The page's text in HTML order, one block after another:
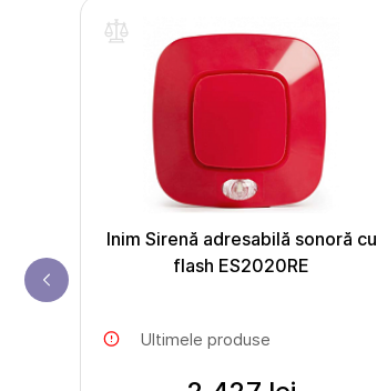
Inim Sirenă adresabilă sonoră cu
flash ES2020RE
Ultimele produse